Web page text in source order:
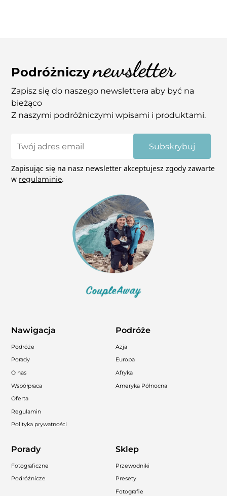
się z nami mailowo – pomożemy! Niektóre
zdjęcia mają możliwość wydruku na płótnie.
Podróżniczynewsletter
Zapisz się do naszego newslettera aby być na
bieżąco
Z naszymi podróżniczymi wpisami i produktami.
Subskrybuj
Zapisując się na nasz newsletter akceptujesz zgody zawarte
w regulaminie.
Nawigacja
Podróże
Porady
O nas
Współpraca
Oferta
Regulamin
Polityka prywatności
Podróże
Azja
Europa
Afryka
Ameryka Północna
Porady
Fotograficzne
Podróżnicze
Sklep
Przewodniki
Presety
Fotografie